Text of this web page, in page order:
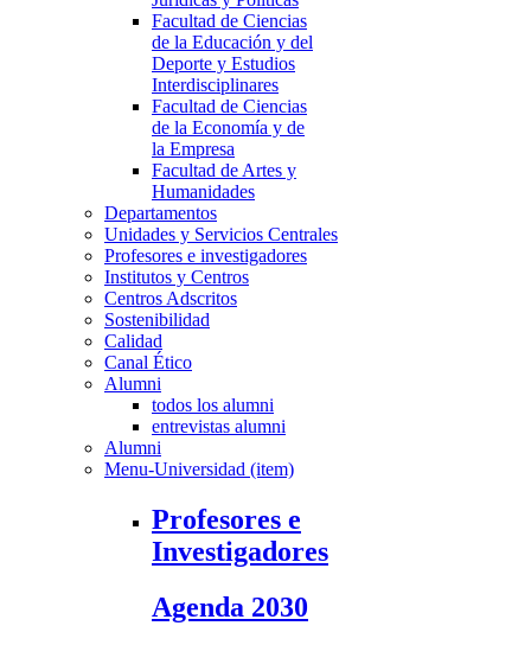
Facultad de Ciencias
de la Educación y del
Deporte y Estudios
Interdisciplinares
Facultad de Ciencias
de la Economía y de
la Empresa
Facultad de Artes y
Humanidades
Departamentos
Unidades y Servicios Centrales
Profesores e investigadores
Institutos y Centros
Centros Adscritos
Sostenibilidad
Calidad
Canal Ético
Alumni
todos los alumni
entrevistas alumni
Alumni
Menu-Universidad (item)
Profesores e
Investigadores
Agenda 2030